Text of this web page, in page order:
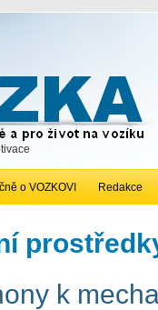
o VOZKOVI Redakce
k